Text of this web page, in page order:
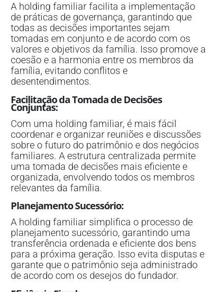
A holding familiar facilita a implementação
de práticas de governança, garantindo que
todas as decisões importantes sejam
tomadas em conjunto e de acordo com os
valores e objetivos da família. Isso promove a
coesão e a harmonia entre os membros da
família, evitando conflitos e
desentendimentos.
Facilitação da Tomada de Decisões
Conjuntas:
Com uma holding familiar, é mais fácil
coordenar e organizar reuniões e discussões
sobre o futuro do patrimônio e dos negócios
familiares. A estrutura centralizada permite
uma tomada de decisões mais eficiente e
organizada, envolvendo todos os membros
relevantes da família.
Planejamento Sucessório:
A holding familiar simplifica o processo de
planejamento sucessório, garantindo uma
transferência ordenada e eficiente dos bens
para a próxima geração. Isso evita disputas e
garante que o patrimônio seja administrado
de acordo com os desejos do fundador.